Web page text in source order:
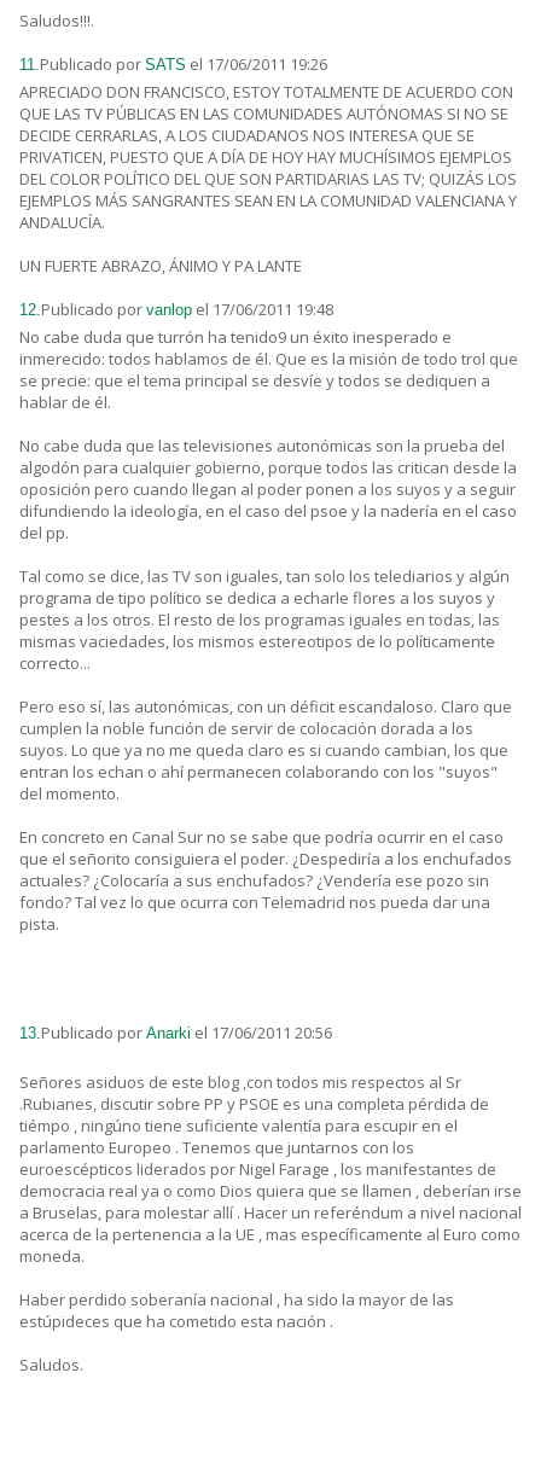
Saludos!!!.
11.Publicado por SATS el 17/06/2011 19:26
APRECIADO DON FRANCISCO, ESTOY TOTALMENTE DE ACUERDO CON
QUE LAS TV PÚBLICAS EN LAS COMUNIDADES AUTÓNOMAS SI NO SE
DECIDE CERRARLAS, A LOS CIUDADANOS NOS INTERESA QUE SE
PRIVATICEN, PUESTO QUE A DÍA DE HOY HAY MUCHÍSIMOS EJEMPLOS
DEL COLOR POLÍTICO DEL QUE SON PARTIDARIAS LAS TV; QUIZÁS LOS
EJEMPLOS MÁS SANGRANTES SEAN EN LA COMUNIDAD VALENCIANA Y
ANDALUCÍA.
UN FUERTE ABRAZO, ÁNIMO Y PA LANTE
12.Publicado por vanlop el 17/06/2011 19:48
No cabe duda que turrón ha tenido9 un éxito inesperado e
inmerecido: todos hablamos de él. Que es la misión de todo trol que
se precie: que el tema principal se desvíe y todos se dediquen a
hablar de él.
No cabe duda que las televisiones autonómicas son la prueba del
algodón para cualquier gobierno, porque todos las critican desde la
oposición pero cuando llegan al poder ponen a los suyos y a seguir
difundiendo la ideología, en el caso del psoe y la nadería en el caso
del pp.
Tal como se dice, las TV son iguales, tan solo los telediarios y algún
programa de tipo político se dedica a echarle flores a los suyos y
pestes a los otros. El resto de los programas iguales en todas, las
mismas vaciedades, los mismos estereotipos de lo políticamente
correcto...
Pero eso sí, las autonómicas, con un déficit escandaloso. Claro que
cumplen la noble función de servir de colocación dorada a los
suyos. Lo que ya no me queda claro es si cuando cambian, los que
entran los echan o ahí permanecen colaborando con los "suyos"
del momento.
En concreto en Canal Sur no se sabe que podría ocurrir en el caso
que el señorito consiguiera el poder. ¿Despediría a los enchufados
actuales? ¿Colocaría a sus enchufados? ¿Vendería ese pozo sin
fondo? Tal vez lo que ocurra con Telemadrid nos pueda dar una
pista.
13.Publicado por Anarki el 17/06/2011 20:56
Señores asiduos de este blog ,con todos mis respectos al Sr
.Rubianes, discutir sobre PP y PSOE es una completa pérdida de
tiémpo , ningúno tiene suficiente valentía para escupir en el
parlamento Europeo . Tenemos que juntarnos con los
euroescépticos liderados por Nigel Farage , los manifestantes de
democracia real ya o como Dios quiera que se llamen , deberían irse
a Bruselas, para molestar allí . Hacer un referéndum a nivel nacional
acerca de la pertenencia a la UE , mas específicamente al Euro como
moneda.
Haber perdido soberanía nacional , ha sido la mayor de las
estúpideces que ha cometido esta nación .
Saludos.